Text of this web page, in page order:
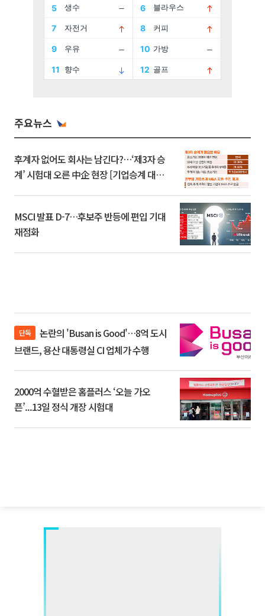
주요뉴스
후계자 없어도 회사는 남긴다?…‘제3자 승
계’ 시험대 오른 中企 현장 [기업승계 대전
MSCI 발표 D-7…후보주 반등에 편입 기대
재점화
단독
브랜드, 용산 대통령실 CI 업체가 수행
2000억 수혈받은 홈플러스 ‘오늘 가오
픈’...13일 정식 개장 시험대